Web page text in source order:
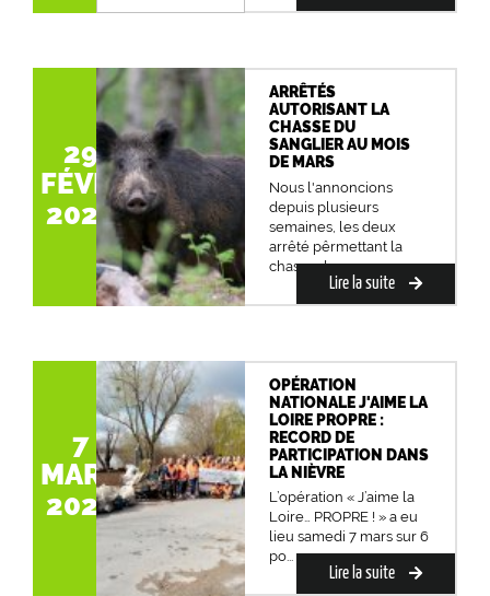
29
FÉVR.
2020
ARRÊTÉS
AUTORISANT LA
CHASSE DU
SANGLIER AU MOIS
DE MARS
Nous l'annoncions
depuis plusieurs
semaines, les deux
arrêté pêrmettant la
chasse du sang...
Lire la suite
7
MARS
2020
OPÉRATION
NATIONALE J'AIME LA
LOIRE PROPRE :
RECORD DE
PARTICIPATION DANS
LA NIÈVRE
L’opération « J’aime la
Loire… PROPRE ! » a eu
lieu samedi 7 mars sur 6
po...
Lire la suite